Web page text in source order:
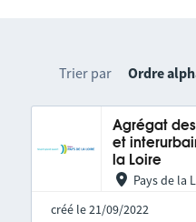
Trier par Ordre
Agrégat
et
la Loire
Pays de la
créé le 21/09/2022